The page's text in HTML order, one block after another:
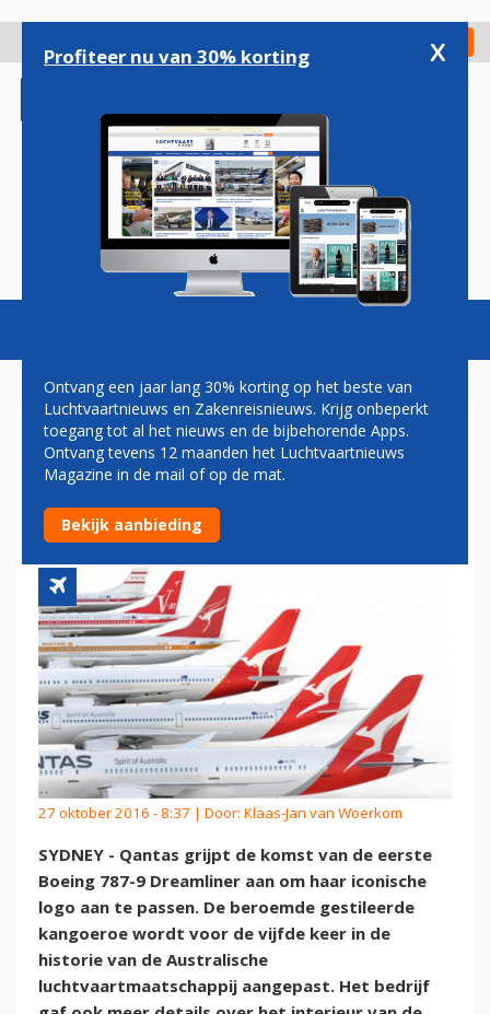
gaan
Check in
Magazine Podcasts Vacatures
QANTAS GEEFT ICONISCH
LOGO UPDATE VOOR
DREAMLINER
27 oktober 2016 - 8:37 | Door: Klaas-Jan van Woerkom
SYDNEY - Qantas grijpt de komst van de eerste
Boeing 787-9 Dreamliner aan om haar iconische
logo aan te passen. De beroemde gestileerde
kangoeroe wordt voor de vijfde keer in de
historie van de Australische
luchtvaartmaatschappij aangepast. Het bedrijf
Profiteer nu van 30% korting x
Ontvang een jaar lang 30% korting op het beste van
Luchtvaartnieuws en Zakenreisnieuws. Krijg onbeperkt
toegang tot al het nieuws en de bijbehorende Apps.
Ontvang tevens 12 maanden het Luchtvaartnieuws
Magazine in de mail of op de mat.
Bekijk aanbieding